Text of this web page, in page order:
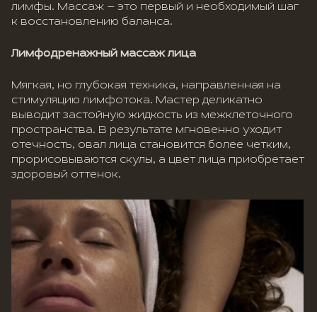
лимфы. Массаж — это первый и необходимый шаг
к восстановлению баланса.
Лимфодренажный массаж лица
Мягкая, но глубокая техника, направленная на
стимуляцию лимфотока. Мастер деликатно
выводит застойную жидкость из межклеточного
пространства. В результате мгновенно уходит
отечность, овал лица становится более четким,
прорисовываются скулы, а цвет лица приобретает
здоровый оттенок.